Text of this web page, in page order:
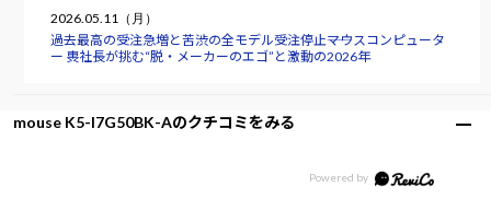
2026.05.11（月）
過去最高の受注急増と苦渋の全モデル受注停止――マウスコンピュータ
ー 軣社長が挑む“脱・メーカーのエゴ”と激動の2026年
mouse K5-I7G50BK-Aのクチコミをみる